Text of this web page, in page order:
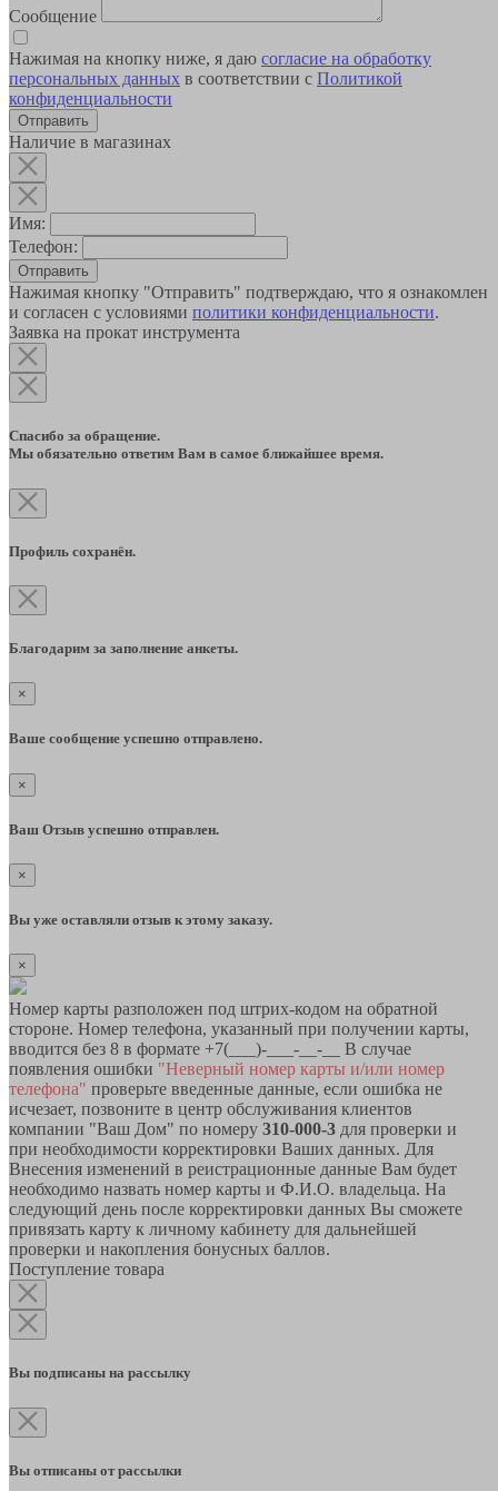
Сообщение
Нажимая на кнопку ниже, я даю согласие на обработку
персональных данных в соответствии с Политикой
конфиденциальности
Наличие в магазинах
Имя:
Телефон:
Отправить
Нажимая кнопку "Отправить" подтверждаю, что я ознакомлен
и согласен с условиями политики конфиденциальности.
Заявка на прокат инструмента
Спасибо за обращение.
Мы обязательно ответим Вам в самое ближайшее время.
Профиль сохранён.
Благодарим за заполнение анкеты.
×
Ваше сообщение успешно отправлено.
×
Ваш Отзыв успешно отправлен.
×
Вы уже оставляли отзыв к этому заказу.
×
Номер карты разположен под штрих-кодом на обратной
стороне. Номер телефона, указанный при получении карты,
вводится без 8 в формате +7(___)-___-__-__ В случае
появления ошибки "Неверный номер карты и/или номер
телефона" проверьте введенные данные, если ошибка не
исчезает, позвоните в центр обслуживания клиентов
компании "Ваш Дом" по номеру 310-000-3 для проверки и
при необходимости корректировки Ваших данных. Для
Внесения изменений в реистрационные данные Вам будет
необходимо назвать номер карты и Ф.И.О. владельца. На
следующий день после корректировки данных Вы сможете
привязать карту к личному кабинету для дальнейшей
проверки и накопления бонусных баллов.
Поступление товара
Вы подписаны на рассылку
Вы отписаны от рассылки